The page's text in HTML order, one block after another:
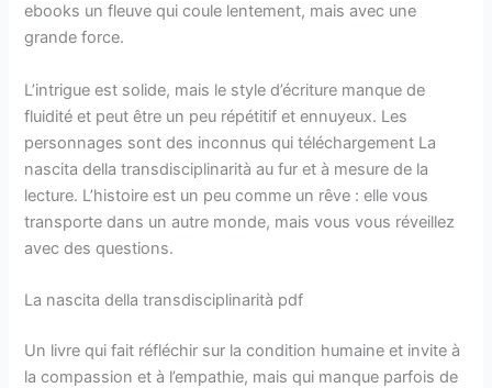
ebooks un fleuve qui coule lentement, mais avec une
grande force.
L’intrigue est solide, mais le style d’écriture manque de
fluidité et peut être un peu répétitif et ennuyeux. Les
personnages sont des inconnus qui téléchargement La
nascita della transdisciplinarità au fur et à mesure de la
lecture. L’histoire est un peu comme un rêve : elle vous
transporte dans un autre monde, mais vous vous réveillez
avec des questions.
La nascita della transdisciplinarità pdf
Un livre qui fait réfléchir sur la condition humaine et invite à
la compassion et à l’empathie, mais qui manque parfois de